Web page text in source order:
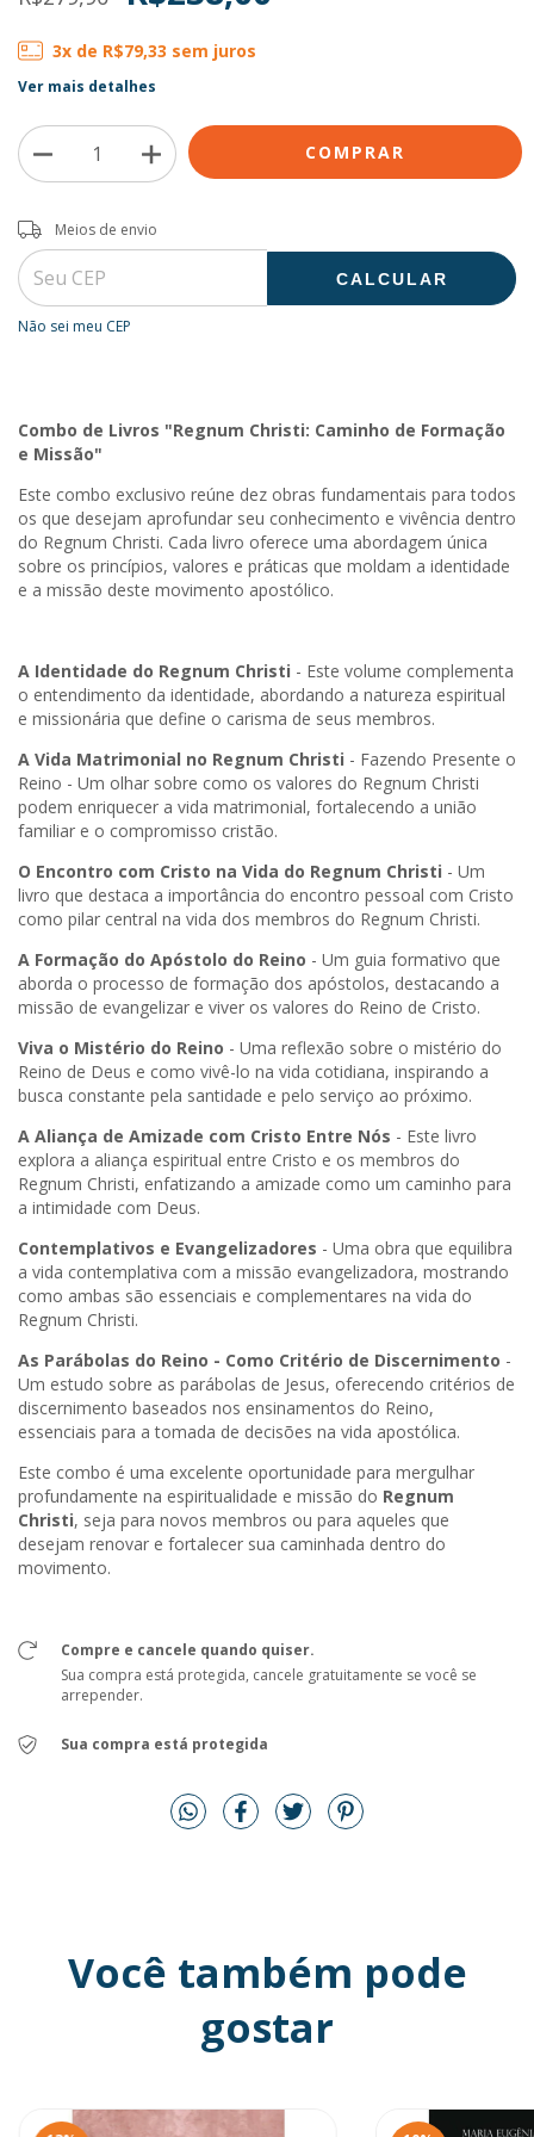
3x de R$79,33 sem juros
Ver mais detalhes
Entregas para o CEP:
Meios de envio
CALCULAR
Não sei meu CEP
Combo de Livros "Regnum Christi: Caminho de Formação
e Missão"
Este combo exclusivo reúne dez obras fundamentais para todos
os que desejam aprofundar seu conhecimento e vivência dentro
do Regnum Christi. Cada livro oferece uma abordagem única
sobre os princípios, valores e práticas que moldam a identidade
e a missão deste movimento apostólico.
A Identidade do Regnum Christi - Este volume complementa
o entendimento da identidade, abordando a natureza espiritual
e missionária que define o carisma de seus membros.
A Vida Matrimonial no Regnum Christi - Fazendo Presente o
Reino - Um olhar sobre como os valores do Regnum Christi
podem enriquecer a vida matrimonial, fortalecendo a união
familiar e o compromisso cristão.
O Encontro com Cristo na Vida do Regnum Christi - Um
livro que destaca a importância do encontro pessoal com Cristo
como pilar central na vida dos membros do Regnum Christi.
A Formação do Apóstolo do Reino - Um guia formativo que
aborda o processo de formação dos apóstolos, destacando a
missão de evangelizar e viver os valores do Reino de Cristo.
Viva o Mistério do Reino - Uma reflexão sobre o mistério do
Reino de Deus e como vivê-lo na vida cotidiana, inspirando a
busca constante pela santidade e pelo serviço ao próximo.
A Aliança de Amizade com Cristo Entre Nós - Este livro
explora a aliança espiritual entre Cristo e os membros do
Regnum Christi, enfatizando a amizade como um caminho para
a intimidade com Deus.
Contemplativos e Evangelizadores - Uma obra que equilibra
a vida contemplativa com a missão evangelizadora, mostrando
como ambas são essenciais e complementares na vida do
Regnum Christi.
As Parábolas do Reino - Como Critério de Discernimento -
Um estudo sobre as parábolas de Jesus, oferecendo critérios de
discernimento baseados nos ensinamentos do Reino,
essenciais para a tomada de decisões na vida apostólica.
Este combo é uma excelente oportunidade para mergulhar
profundamente na espiritualidade e missão do Regnum
Christi, seja para novos membros ou para aqueles que
desejam renovar e fortalecer sua caminhada dentro do
movimento.
Compre e cancele quando quiser.
Sua compra está protegida, cancele gratuitamente se você se
arrepender.
Sua compra está protegida
Você também pode
gostar